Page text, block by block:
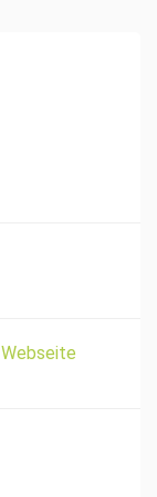
Webseite